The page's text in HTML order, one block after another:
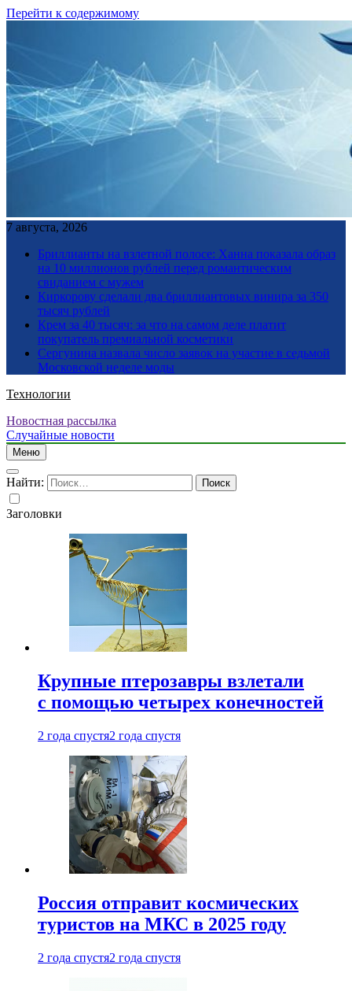
Перейти к содержимому
7 августа, 2026
Бриллианты на взлетной полосе: Ханна показала образ
на 10 миллионов рублей перед романтическим
свиданием с мужем
Киркорову сделали два бриллиантовых винира за 350
тысяч рублей
Крем за 40 тысяч: за что на самом деле платит
покупатель премиальной косметики
Сергунина назвала число заявок на участие в седьмой
Московской неделе моды
Технологии
Новостная рассылка
Случайные новости
Меню
Найти:
Заголовки
Крупные птерозавры взлетали
с помощью четырех конечностей
2 года спустя2 года спустя
Россия отправит космических
туристов на МКС в 2025 году
2 года спустя2 года спустя